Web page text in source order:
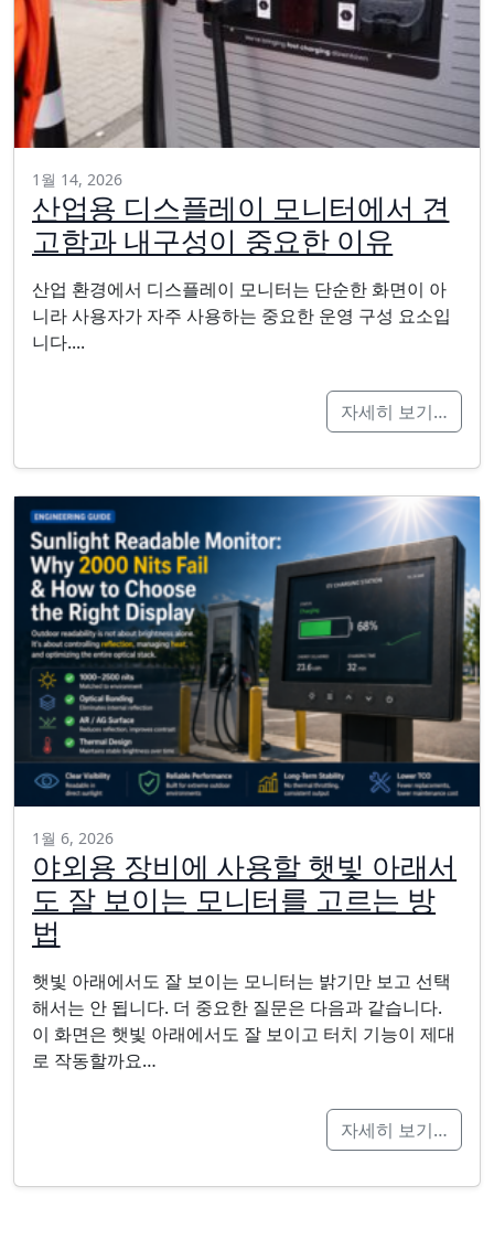
1월 14, 2026
산업용 디스플레이 모니터에서 견
고함과 내구성이 중요한 이유
산업 환경에서 디스플레이 모니터는 단순한 화면이 아
니라 사용자가 자주 사용하는 중요한 운영 구성 요소입
니다....
자세히 보기…
1월 6, 2026
야외용 장비에 사용할 햇빛 아래서
도 잘 보이는 모니터를 고르는 방
법
햇빛 아래에서도 잘 보이는 모니터는 밝기만 보고 선택
해서는 안 됩니다. 더 중요한 질문은 다음과 같습니다.
이 화면은 햇빛 아래에서도 잘 보이고 터치 기능이 제대
로 작동할까요…
자세히 보기…